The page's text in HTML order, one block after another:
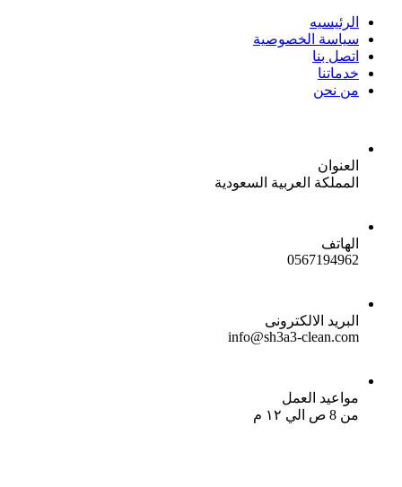
الرئيسيه
سياسة الخصوصية
اتصل بنا
خدماتنا
من نحن
العنوان
المملكة العربية السعودية
الهاتف
0567194962
البريد الالكترونى
info@sh3a3-clean.com
مواعيد العمل
من 8 ص الي ١٢ م